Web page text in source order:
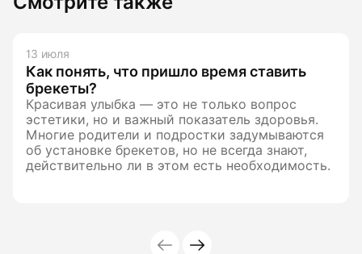
13 июля
Как понять, что пришло время ставить
брекеты?
Красивая улыбка — это не только вопрос
эстетики, но и важный показатель здоровья.
Многие родители и подростки задумываются
об установке брекетов, но не всегда знают,
действительно ли в этом есть необходимость.